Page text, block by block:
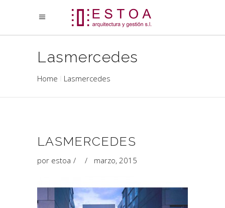
Lasmercedes
Home Lasmercedes
LASMERCEDES
por estoa marzo, 2015